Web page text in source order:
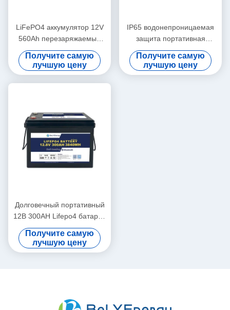
LiFePO4 аккумулятор 12V
560Ah перезаряжаемый
экономичный 5000 циклов
Получите самую
лучшую цену
IP65 водонепроницаемая
защита портативная
батарея 12В 460Ah
LiFePo4 для автодома
Получите самую
лучшую цену
Долговечный портативный
12В 300AH Lifepo4 батарея
Новый класс А ячеек
Долгий цикл жизни
Получите самую
лучшую цену